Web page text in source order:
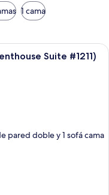
1 cama
de estar con chimenea de
Suite #1211)
pared doble y 1 sofá cama